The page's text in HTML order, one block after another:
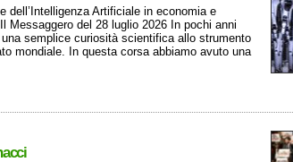
dell’Intelligenza Artificiale in economia e
Messaggero del 28 luglio 2026 In pochi anni
semplice curiosità scientifica allo strumento
mondiale. In questa corsa abbiamo avuto una